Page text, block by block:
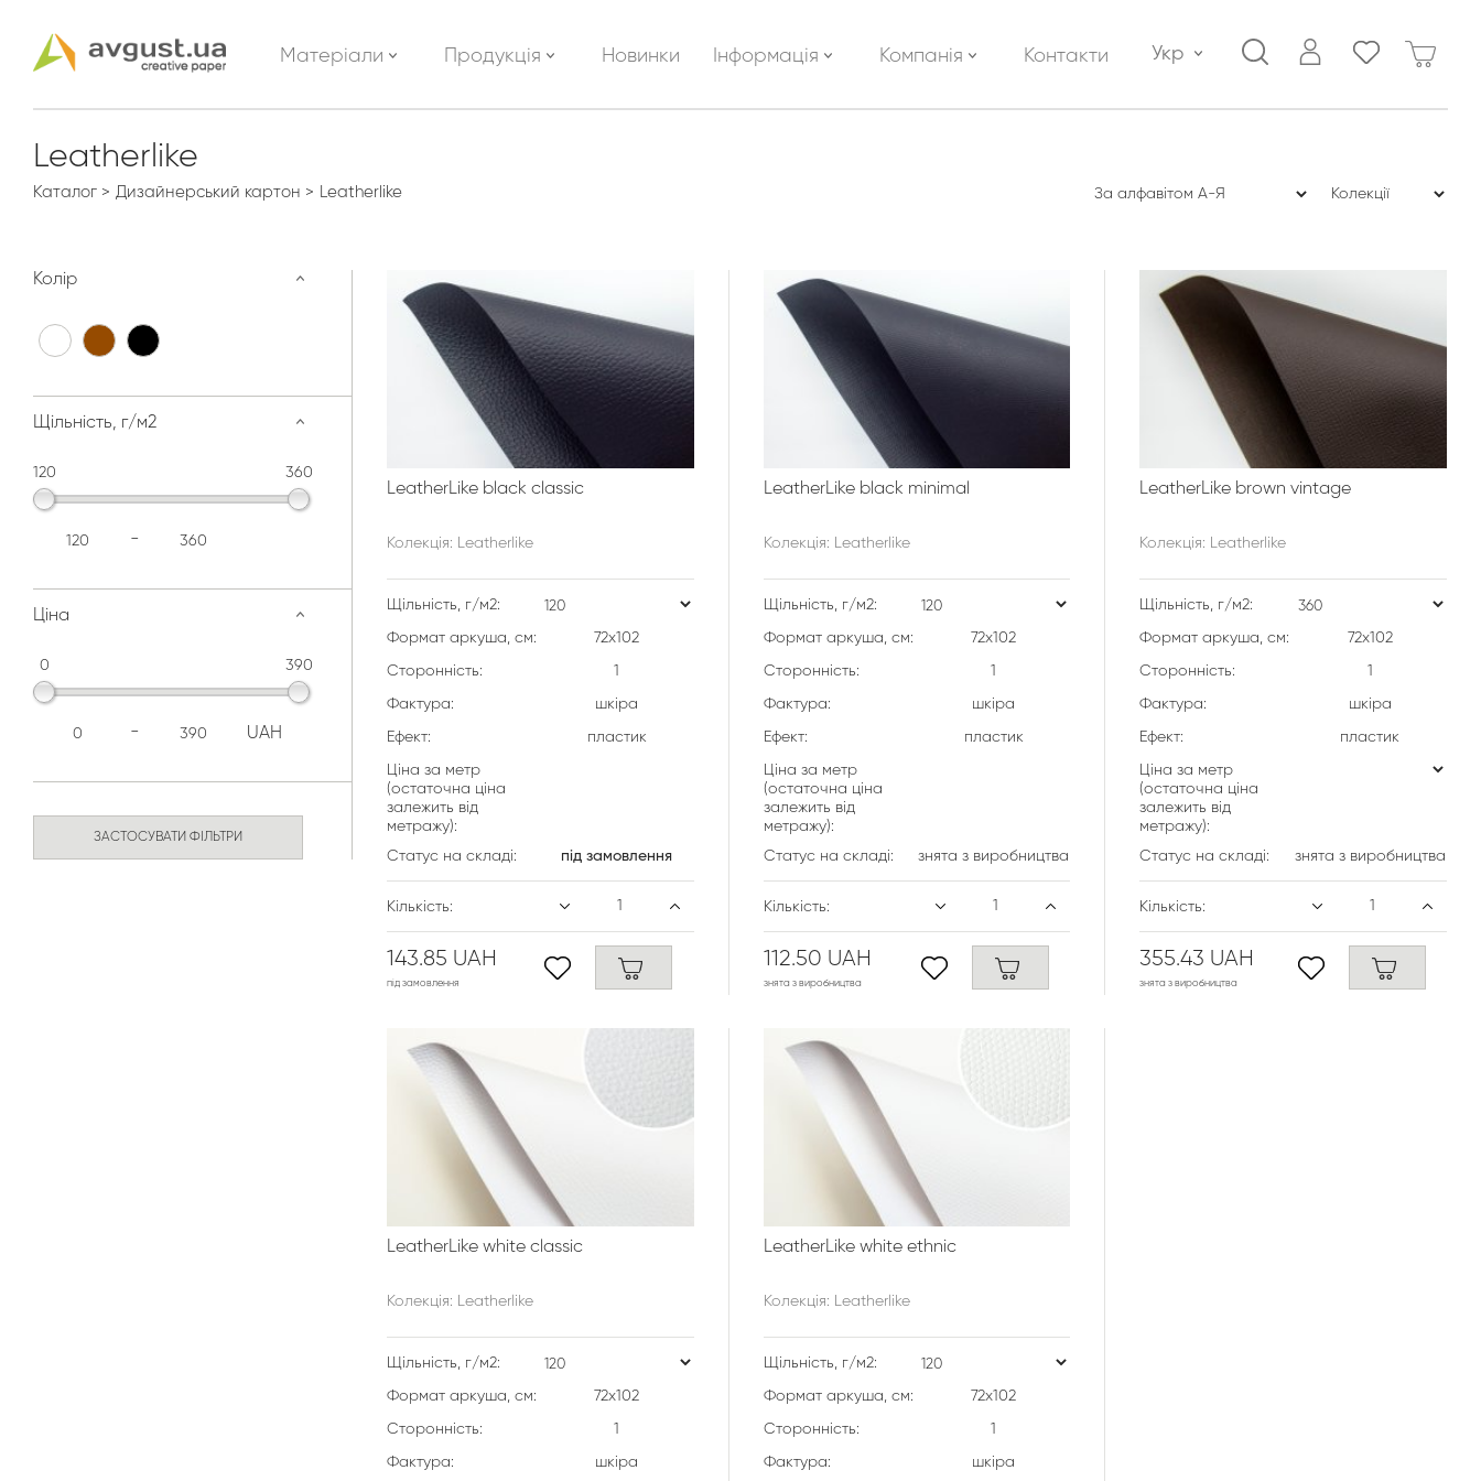
Матеріали Продукція Новинки Інформація Компанія Контакти Укр
Колір
Щільність, г/м2
120 360
-
Ціна
0 390
- UAH
ЗАСТОСУВАТИ ФІЛЬТРИ
Leatherlike
Каталог Дизайнерський картон Leatherlike
LeatherLike black classic
Колекція: Leatherlike
Щільність, г/м2:
Формат аркуша, см: 72х102
Сторонність: 1
Фактура: шкіра
Ефект: пластик
Ціна за метр
(остаточна ціна
залежить від
метражу):
Статус на складі:
під замовлення
Кількість:
143.85 UAH
під замовлення
LeatherLike black minimal
Колекція: Leatherlike
Щільність, г/м2:
Формат аркуша, см: 72х102
Сторонність: 1
Фактура: шкіра
Ефект: пластик
Ціна за метр
(остаточна ціна
залежить від
метражу):
Статус на складі:
знята з виробництва
Кількість:
112.50 UAH
знята з виробництва
LeatherLike brown vintage
Колекція: Leatherlike
Щільність, г/м2:
Формат аркуша, см: 72х102
Сторонність: 1
Фактура: шкіра
Ефект: пластик
Ціна за метр
(остаточна ціна
залежить від
метражу):
Статус на складі:
знята з виробництва
Кількість:
355.43 UAH
знята з виробництва
LeatherLike white classic
Колекція: Leatherlike
Щільність, г/м2:
Формат аркуша, см: 72х102
Сторонність: 1
Фактура: шкіра
LeatherLike white ethnic
Колекція: Leatherlike
Щільність, г/м2:
Формат аркуша, см: 72х102
Сторонність: 1
Фактура: шкіра